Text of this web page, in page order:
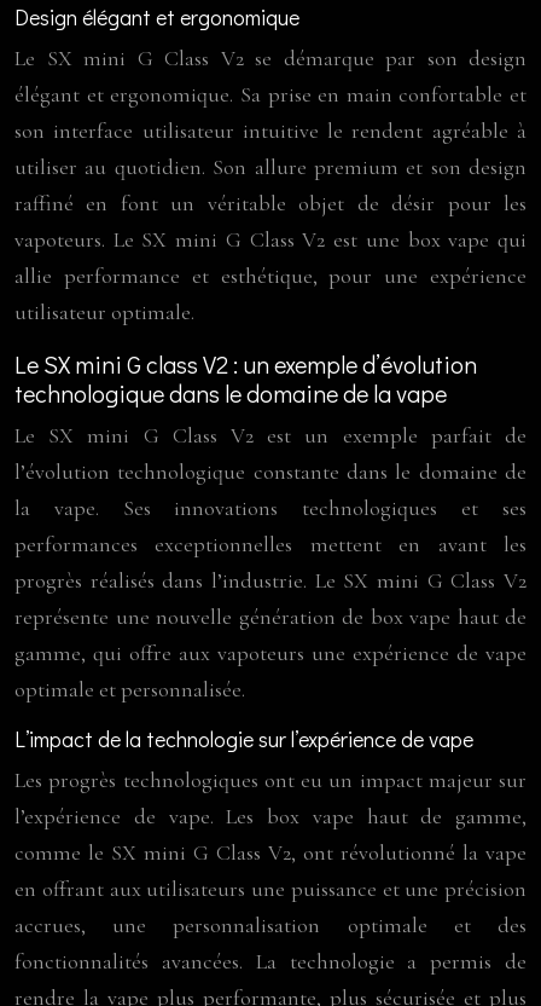
Design élégant et ergonomique
Le SX mini G Class V2 se démarque par son design
élégant et ergonomique. Sa prise en main confortable et
son interface utilisateur intuitive le rendent agréable à
utiliser au quotidien. Son allure premium et son design
raffiné en font un véritable objet de désir pour les
vapoteurs. Le SX mini G Class V2 est une box vape qui
allie performance et esthétique, pour une expérience
utilisateur optimale.
Le SX mini G class V2 : un exemple d’évolution
technologique dans le domaine de la vape
Le SX mini G Class V2 est un exemple parfait de
l’évolution technologique constante dans le domaine de
la vape. Ses innovations technologiques et ses
performances exceptionnelles mettent en avant les
progrès réalisés dans l’industrie. Le SX mini G Class V2
représente une nouvelle génération de box vape haut de
gamme, qui offre aux vapoteurs une expérience de vape
optimale et personnalisée.
L’impact de la technologie sur l’expérience de vape
Les progrès technologiques ont eu un impact majeur sur
l’expérience de vape. Les box vape haut de gamme,
comme le SX mini G Class V2, ont révolutionné la vape
en offrant aux utilisateurs une puissance et une précision
accrues, une personnalisation optimale et des
fonctionnalités avancées. La technologie a permis de
rendre la vape plus performante, plus sécurisée et plus